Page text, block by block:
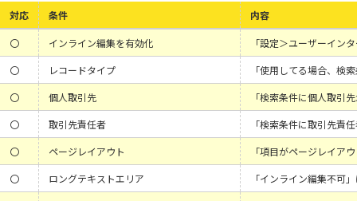
対応 条件 内容
〇 インライン編集を有効化
「設定＞ユーザーイン
〇
レコードタイプ
「使用してる場合、検
〇
個人取引先
「検索条件に個人取引
〇
取引先責任者
「検索条件に取引先責
〇
ページレイアウト
「項目がページレイア
〇
ロングテキストエリア
「インライン編集不可